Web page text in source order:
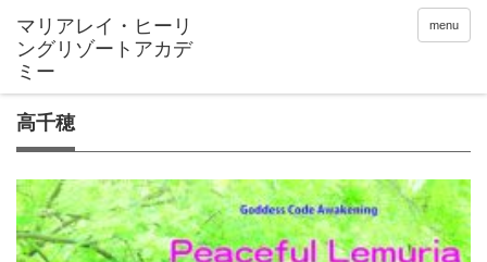
menu
高千穂